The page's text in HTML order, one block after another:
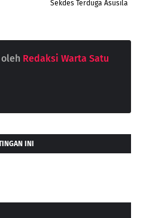
Sekdes Terduga Asusila
Redaksi Warta Satu
INI